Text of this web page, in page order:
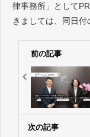
律事務所」として
きましては、同日
前の記事
次の記事